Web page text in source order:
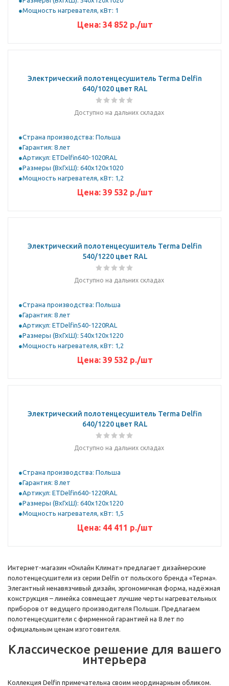
Мощность нагревателя, кВт: 1
Цена: 34 852 р./шт
Электрический полотенцесушитель Terma Delfin
640/1020 цвет RAL
Доступно на дальних складах
Страна производства: Польша
Гарантия: 8 лет
Артикул: ETDelfin640-1020RAL
Размеры (ВхГхШ): 640x120x1020
Мощность нагревателя, кВт: 1,2
Цена: 39 532 р./шт
Электрический полотенцесушитель Terma Delfin
540/1220 цвет RAL
Доступно на дальних складах
Страна производства: Польша
Гарантия: 8 лет
Артикул: ETDelfin540-1220RAL
Размеры (ВхГхШ): 540x120x1220
Мощность нагревателя, кВт: 1,2
Цена: 39 532 р./шт
Электрический полотенцесушитель Terma Delfin
640/1220 цвет RAL
Доступно на дальних складах
Страна производства: Польша
Гарантия: 8 лет
Артикул: ETDelfin640-1220RAL
Размеры (ВхГхШ): 640x120x1220
Мощность нагревателя, кВт: 1,5
Цена: 44 411 р./шт
Интернет-магазин «Онлайн Климат» предлагает дизайнерские
полотенцесушители из серии Delfin от польского бренда «Терма».
Элегантный ненавязчивый дизайн, эргономичная форма, надёжная
конструкция – линейка совмещает лучшие черты нагревательных
приборов от ведущего производителя Польши. Предлагаем
полотенцесушители с фирменной гарантией на 8 лет по
официальным ценам изготовителя.
Классическое решение для вашего
интерьера
Коллекция Delfin примечательна своим неординарным обликом.